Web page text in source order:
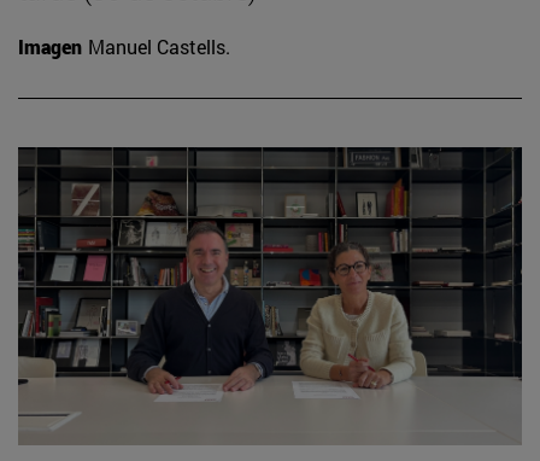
Imagen Manuel Castells.